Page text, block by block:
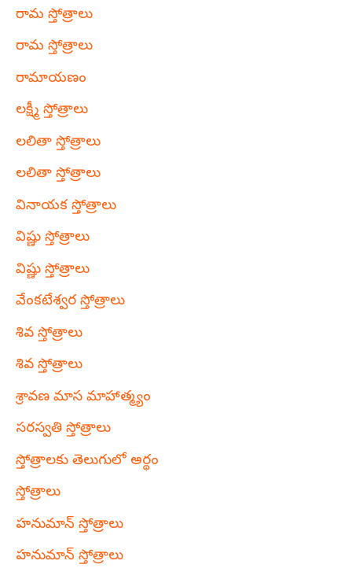
రామ స్తోత్రాలు
రామ స్తోత్రాలు
రామాయణం
లక్ష్మీ స్తోత్రాలు
లలితా స్తోత్రాలు
లలితా స్తోత్రాలు
వినాయక స్తోత్రాలు
విష్ణు స్తోత్రాలు
విష్ణు స్తోత్రాలు
వేంకటేశ్వర స్తోత్రాలు
శివ స్తోత్రాలు
శివ స్తోత్రాలు
శ్రావణ మాస మాహాత్మ్యం
సరస్వతి స్తోత్రాలు
స్తోత్రాలకు తెలుగులో అర్థం
స్తోత్రాలు
హనుమాన్ స్తోత్రాలు
హనుమాన్ స్తోత్రాలు